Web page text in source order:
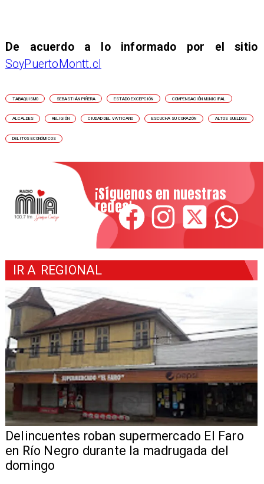
De acuerdo a lo informado por el sitio
SoyPuertoMontt.cl
TABAQUISMO SEBASTIÁN PIÑERA ESTADO EXCEPCIÓN COMPENSACIÓN MUNICIPAL
ALCALDES RELIGIÓN CIUDAD DEL VATICANO ESCUCHA SU CORAZÓN ALTOS SUELDOS
DELITOS ECONÓMICOS
¡Síguenos en nuestras
redes!
IR A REGIONAL
Delincuentes roban supermercado El Faro
en Río Negro durante la madrugada del
domingo